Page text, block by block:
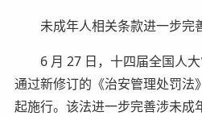
未成年人相关条款进一步完
6 月 27 日，十四届全国人大
通过新修订的《治安管理处罚法
起施行。该法进一步完善涉未成